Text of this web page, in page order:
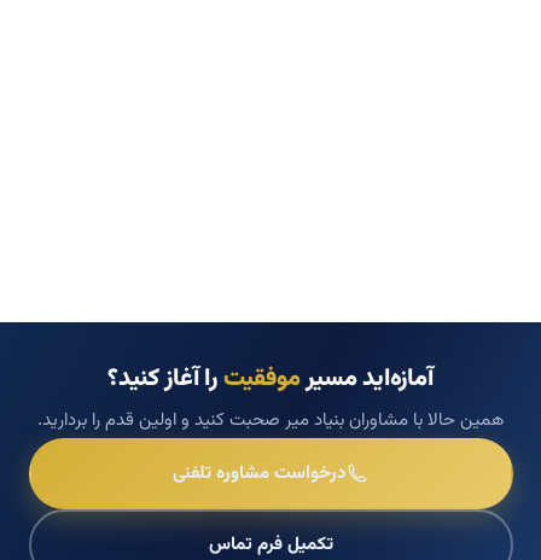
آمازه‌اید مسیرموفقیترا آغاز کنید؟
همین حالا با مشاوران بنیاد میر صحبت کنید و اولین قدم را بردارید.
درخواست مشاوره تلفنی
تکمیل فرم تماس